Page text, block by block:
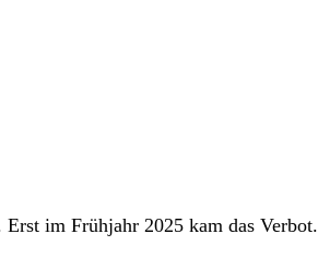
im Frühjahr 2025 kam das Verbot.